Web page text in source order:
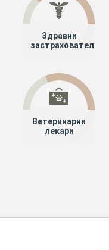
Здравни
застрахователи
Ветеринарни
лекари